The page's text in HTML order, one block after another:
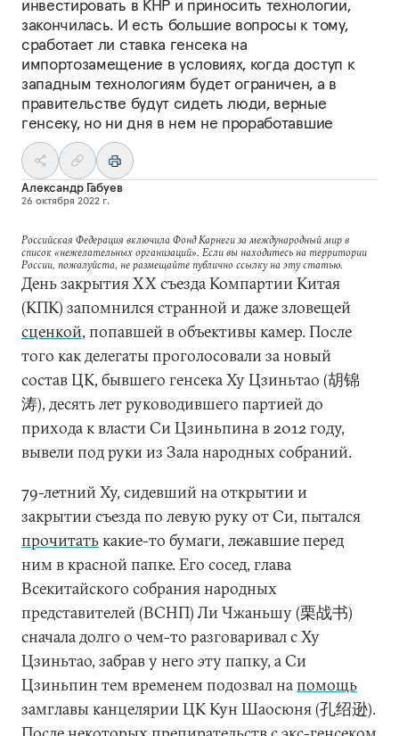
инвестировать в КНР и приносить технологии,
закончилась. И есть большие вопросы к тому,
сработает ли ставка генсека на
импортозамещение в условиях, когда доступ к
западным технологиям будет ограничен, а в
правительстве будут сидеть люди, верные
генсеку, но ни дня в нем не проработавшие
Александр Габуев
26 октября 2022 г.
Российская Федерация включила Фонд Карнеги за международный мир в
список «нежелательных организаций». Если вы находитесь на территории
России, пожалуйста, не размещайте публично ссылку на эту статью.
День закрытия ХХ съезда Компартии Китая
(КПК) запомнился странной и даже зловещей
сценкой, попавшей в объективы камер. После
того как делегаты проголосовали за новый
состав ЦК, бывшего генсека Ху Цзиньтао (胡锦
涛), десять лет руководившего партией до
прихода к власти Си Цзиньпина в 2012 году,
вывели под руки из Зала народных собраний.
79-летний Ху, сидевший на открытии и
закрытии съезда по левую руку от Си, пытался
прочитатькакие-то бумаги, лежавшие перед
ним в красной папке. Его сосед, глава
Всекитайского собрания народных
представителей (ВСНП) Ли Чжаньшу (栗战书)
сначала долго о чем-то разговаривал с Ху
Цзиньтао, забрав у него эту папку, а Си
Цзиньпин тем временем подозвал напомощь
замглавы канцелярии ЦК Кун Шаосюня (孔绍逊).